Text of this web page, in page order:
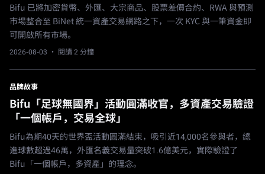
Bifu 已將加密貨幣、外匯、大宗商品、股票差價合約、RWA 與預測
市場整合至 BiNet 統一資產交易網路之下，一次 KYC 與一筆資金即
可開啟所有市場。
2026-08-03 · 閱讀 2 分鐘
品牌故事
Bifu「足球無國界」活動圓滿收官，多資產交易驗證
「一個帳戶，交易全球」
Bifu為期40天的世界盃活動圓滿結束，吸引近14,000名參與者，總
進球數超過46萬，外匯名義交易量突破1.6億美元，實際驗證了
Bifu「一個帳戶，多資產」的理念。